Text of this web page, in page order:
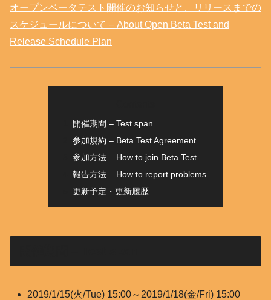
オープンベータテスト開催のお知らせと、リリースまでの
スケジュールについて – About Open Beta Test and
Release Schedule Plan
開催期間 – Test span
参加規約 – Beta Test Agreement
参加方法 – How to join Beta Test
報告方法 – How to report problems
更新予定・更新履歴
2019/1/15(火/Tue) 15:00～2019/1/18(金/Fri) 15:00